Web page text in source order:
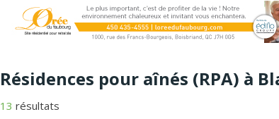
Résidences pour aînés (RPA) à
13 résultats